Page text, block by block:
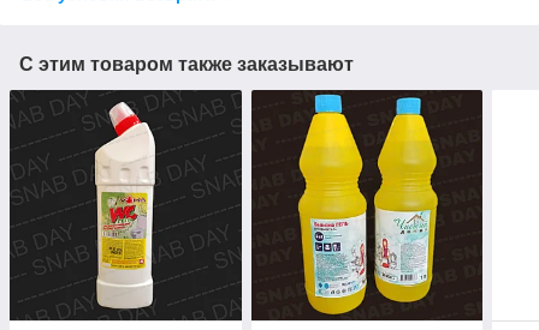
С этим товаром также заказывают